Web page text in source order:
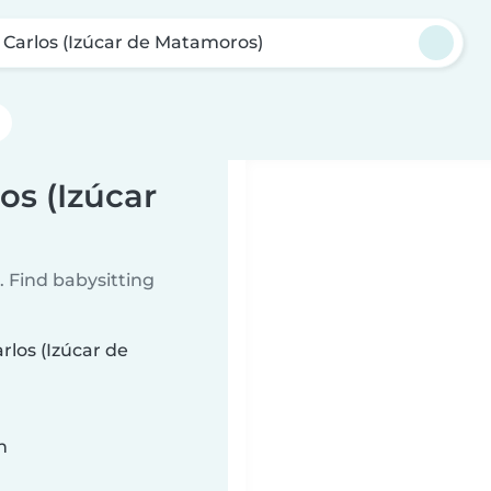
Carlos (Izúcar de Matamoros)
(Izúcar
Find babysitting
(Izúcar de